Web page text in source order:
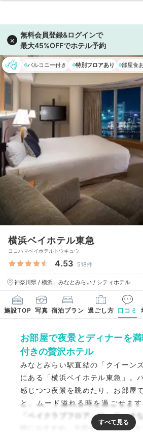
バルコニー付き 特別フロアあり 部屋食
横浜ベイホテル東急
ヨコハマベイホテルトウキュウ
4.53 518件
神奈川県 / 横浜、みなとみらい / シティホテル
施設TOP 写真 宿泊プラン 過ごし方 口コミ
お部屋で夜景とディナーを
付きの贅沢ホテル
みなとみらい駅直結の「クイーン
にある「横浜ベイホテル東急」。
感じつつ夜景を眺めたり、お部屋
と、ムード溢れる時を過ごせま
「ベイクラブフロア」は、リッチ
時におすすめ。大切な人と特別なス